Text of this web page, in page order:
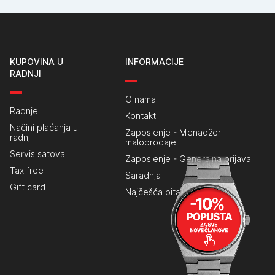
KUPOVINA U
RADNJI
Radnje
Načini plaćanja u
radnji
Servis satova
Tax free
Gift card
INFORMACIJE
O nama
Kontakt
Zaposlenje - Menadžer
maloprodaje
Zaposlenje - Generalna prijava
Saradnja
Najčešća pitanja